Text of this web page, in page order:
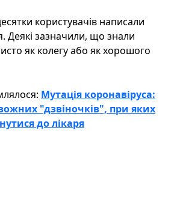
користувачів написали
Деякі зазначили, що знали
як колегу або як хорошого
Мутація коронавіруса:
"дзвіночків", при яких
до лікаря